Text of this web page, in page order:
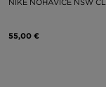
NIKE NOHAVICE NSW
55,00 €